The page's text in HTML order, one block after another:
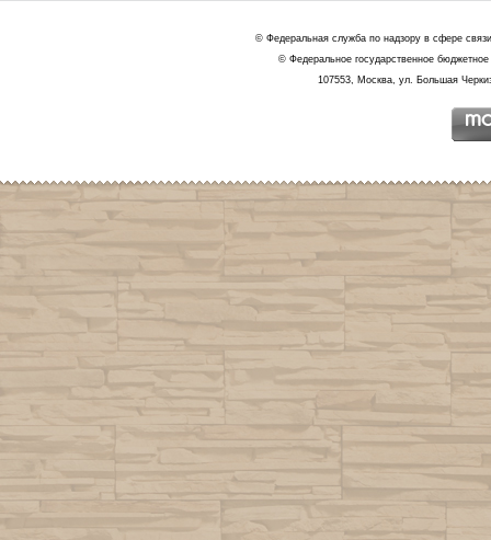
© Федеральная служба по надзору в сфере
© Федеральное государственное
107553, Москва, ул. Большая